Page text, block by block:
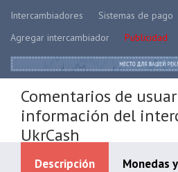
Intercambiadores Sistemas de pago
Agregar intercambiador
Publicidad
Comentarios de
información del
UkrCash
Descripción Monedas